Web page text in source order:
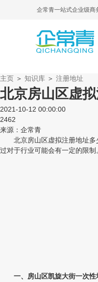
企常青一站式企业级
主页 ＞ 知识库 ＞ 注册地址
北京房山区虚
2021-10-12 00:00:00
2462
来源：企常青
北京房山区虚拟注册地址多少
过对于行业可能会有一定的限
一、房山区凯旋大街一次性